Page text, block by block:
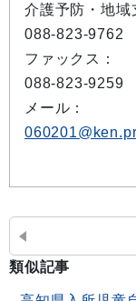
介護予防・地域
088-823-9762
ファックス：
088-823-9259
メール：
類似記事